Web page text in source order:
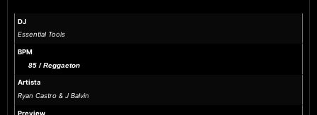
DJ
Essential Tools
BPM
85 / Reggaeton
Artista
Ryan Castro & J Balvin
Preview